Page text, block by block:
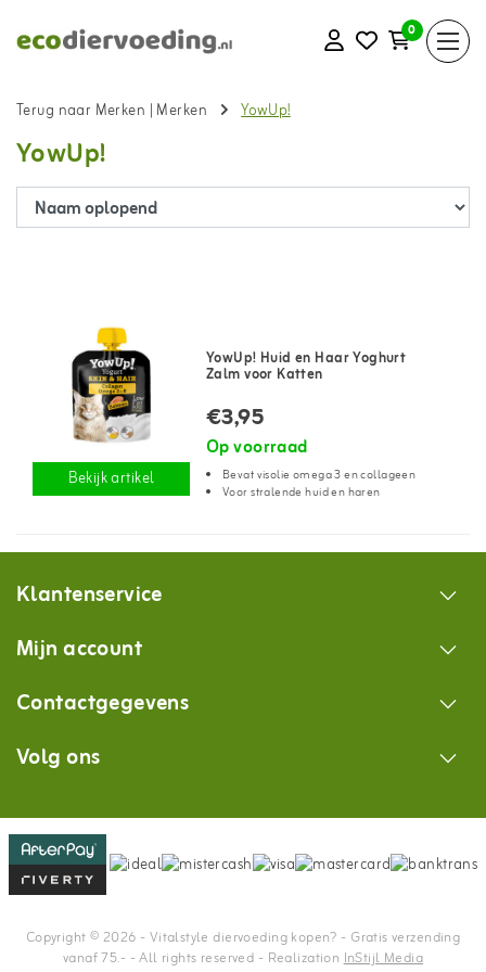
0
Terug naar Merken | Merken YowUp!
YowUp!
Bekijk artikel
YowUp! Huid en Haar Yoghurt
Zalm voor Katten
€3,95
Op voorraad
Bevat visolie omega 3 en collageen
Voor stralende huid en haren
Klantenservice
Mijn account
Contactgegevens
Volg ons
Copyright © 2026 - Vitalstyle diervoeding kopen? - Gratis verzending
vanaf 75.- - All rights reserved - RealizationInStijl Media